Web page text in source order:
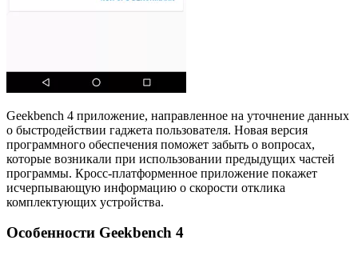
Geekbench 4 приложение, направленное на уточнение данных
о быстродействии гаджета пользователя. Новая версия
программного обеспечения поможет забыть о вопросах,
которые возникали при использовании предыдущих частей
программы. Кросс-платформенное приложение покажет
исчерпывающую информацию о скорости отклика
комплектующих устройства.
Особенности Geekbench 4